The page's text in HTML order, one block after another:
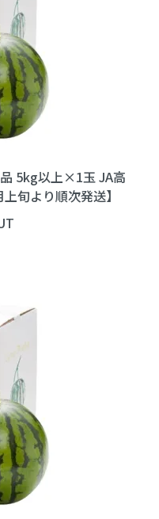
5kg以上×1玉 JA高
旬より順次発送】